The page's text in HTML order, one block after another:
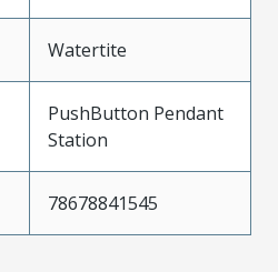
Watertite
PushButton Pendant
Station
78678841545